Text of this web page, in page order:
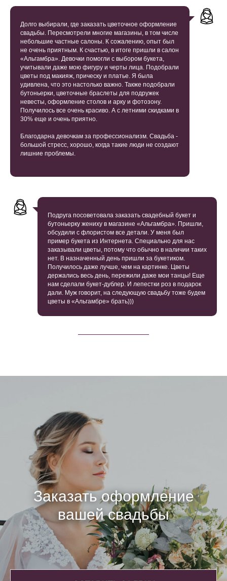
Долго выбирали, где заказать цветочное оформление
свадьбы. Пересмотрели многие магазины, в том числе
небольшие частные салоны. К сожалению, опыт был
не очень приятным. К счастью, в итоге пришли в салон
«Альгамбра». Девочки помогли с выбором букета,
учитывали даже мою фигуру и черты лица. Подобрали
цветы под макияж, прическу и платье. Я была
удивлена, что это настолько важно. Также подобрали
бутоньерки, цветочные браслеты для подружек
невесты, оформление столов и арку и фотозону.
Получилось все очень красиво. А с летними скидками в
30% еще и очень приятно.
Благодарна девочкам за профессионализм. Свадьба -
большой стресс, хорошо, когда такие люди не создают
лишние проблемы.
Подруга посоветовала заказать свадебный букет и
бутоньерку жениху в магазине «Альгамбра». Пришли,
обсудили с флористом все детали. У меня был
пример букета из Интернета. Специально для нас
заказывали цветы, потому что обычно в наличии таких
нет. В назначенный день пришли за букетиком.
Получилось даже лучше, чем на картинке. Цветы
держались весь день, пережили даже мои танцы! Еще
нам сделали букет-дублер. И лепестки роз в подарок
дали. Муж говорит, на следующую свадьбу тоже будем
цветы в «Альгамбре» брать)))
Заказать оформление
вашей свадьбы